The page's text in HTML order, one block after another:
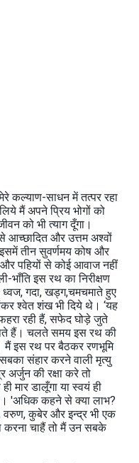
कल्याण-साधन में तत्पर रहा
मैं अपने प्रिय भोगों को
को भी त्याग दूँगा।
आच्छादित और उत्तम अश्वों
तीन सुवर्णमय कोष और
पहियों से कोई आवाज नहीं
भाँति इस रथ का निरीक्षण
गदा, खड्ग,चमचमाते हुए
श्वेत शंख भी दिये थे। ‘यह
रही हैं, सफेद घोड़े जुते
हैं। चलते समय इस रथ की
मैं इस रथ पर बैठकर रणभूमि
संहार करने वाली मृत्यु
अर्जुन की रक्षा करे तो
मार डालूँगा या स्वयं ही
'अधिक कहने से क्या लाभ?
वरुण, कुबेर और इन्द्र भी एक
करना चाहैं तो मैं उन सबके